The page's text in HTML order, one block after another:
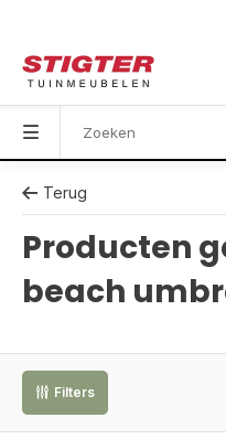
Terug
Producten
beach
Filters